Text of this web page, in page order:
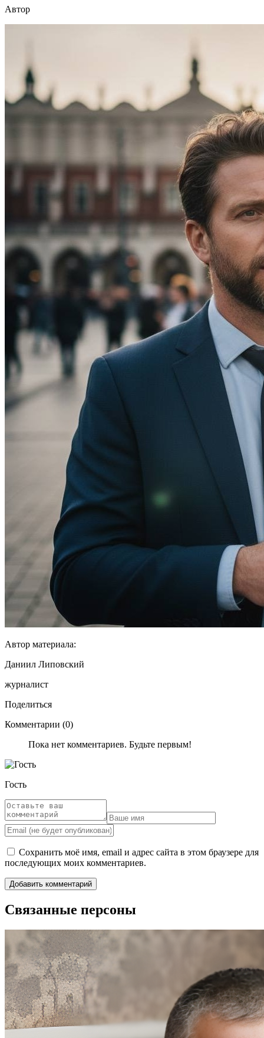
Автор
Автор материала:
Даниил Липовский
журналист
Поделиться
Комментарии (0)
Пока нет комментариев. Будьте первым!
Гость
Сохранить моё имя, email и адрес сайта в этом браузере для
последующих моих комментариев.
Связанные персоны